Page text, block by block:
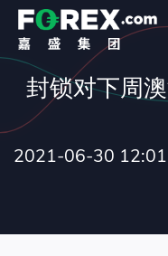
封锁对下周
2021-06-30 12:01